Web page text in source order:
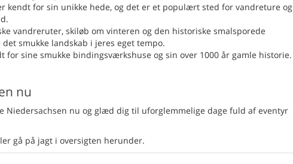
kendt for sin unikke hede, og det er et populært sted for vandreture og
vandreruter, skiløb om vinteren og den historiske smalsporede
smukke landskab i jeres eget tempo.
for sine smukke bindingsværkshuse og sin over 1000 år gamle historie.
nu
Niedersachsen nu og glæd dig til uforglemmelige dage fuld af eventyr
gå på jagt i oversigten herunder.